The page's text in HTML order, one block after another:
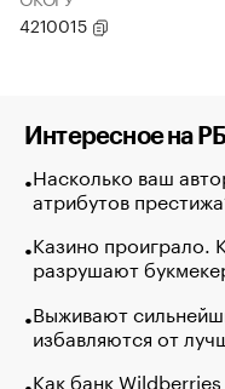
4210015
Интересное на
Насколько ваш
атрибутов
Казино проиграло.
разрушают
Выживают
избавляются от
Как банк